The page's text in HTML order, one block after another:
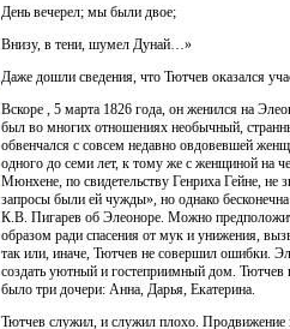
День вечерел; мы были двое;
Внизу, в тени, шумел Дунай…»
Даже дошли сведения, что Тютчев оказался
Вскоре , 5 марта 1826 года, он женился на
был во многих отношениях необычный,
обвенчался с совсем недавно овдовевшей
одного до семи лет, к тому же с женщиной на
Мюнхене, по свидетельству Генриха Гейне, не
запросы были ей чужды», но однако
К.В. Пигарев об Элеоноре. Можно
образом ради спасения от мук и унижения,
так или, иначе, Тютчев не совершил ошибки.
создать уютный и гостеприимный дом. Тютчев
было три дочери: Анна, Дарья, Екатерина.
Тютчев служил, и служил плохо.